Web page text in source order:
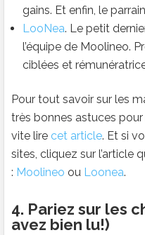
gains. Et enfin, le
LooNea. Le petit
l’équipe de Moolineo.
ciblées et
Pour tout savoir sur les
très bonnes astuces
vite lire cet article. Et si
sites, cliquez sur l’article
: Moolineo ou Loonea.
4. Pariez sur les
avez bien lu!)